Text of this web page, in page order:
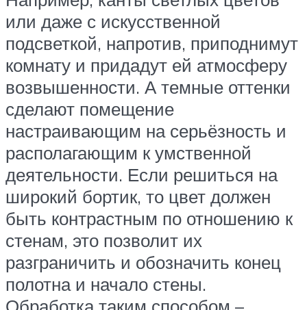
или даже с искусственной
подсветкой, напротив, приподнимут
комнату и придадут ей атмосферу
возвышенности. А темные оттенки
сделают помещение
настраивающим на серьёзность и
располагающим к умственной
деятельности. Если решиться на
широкий бортик, то цвет должен
быть контрастным по отношению к
стенам, это позволит их
разграничить и обозначить конец
полотна и начало стены.